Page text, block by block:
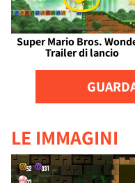
Super Mario Bros.
Trailer di lancio
LE IMMAGINI